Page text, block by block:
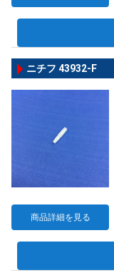
ニチフ 43932-F
商品詳細を見る